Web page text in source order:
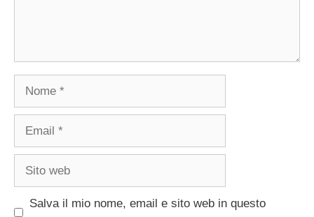
Nome
Email
Sito
Salva il mio nome, email e sito web in questo